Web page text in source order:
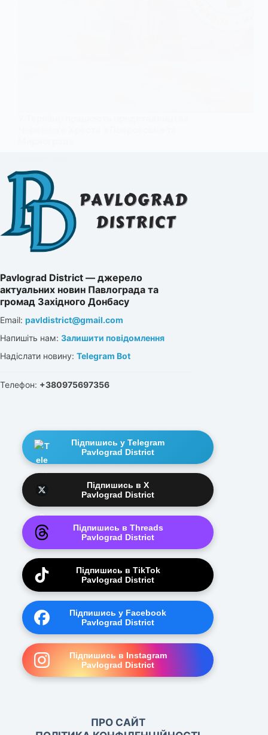
Pavlograd District — джерело
актуальних новин Павлограда та
громад Західного Донбасу
Email: pavldistrict@gmail.com
Напишіть нам: Залишити повідомлення
Надіслати новину: Telegram Bot
Телефон: +380975697356
Підпишись у Telegram
Pavlograd District
Підпишись в X
Pavlograd District
Підпишись в Threads
Pavlograd District
Підпишись в TikTok
Pavlograd District
Підпишись у Facebook
Pavlograd District
Підпишись в Instagram
Pavlograd District
ПРО САЙТ